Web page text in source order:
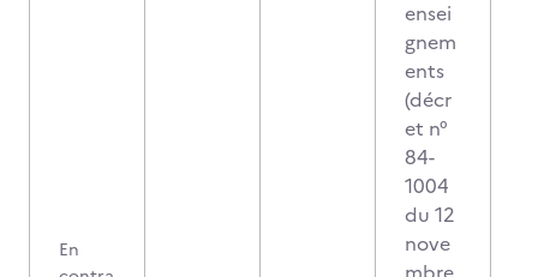
En
ensei
gnem
ents
(décr
et n°
84-
1004
du 12
nove